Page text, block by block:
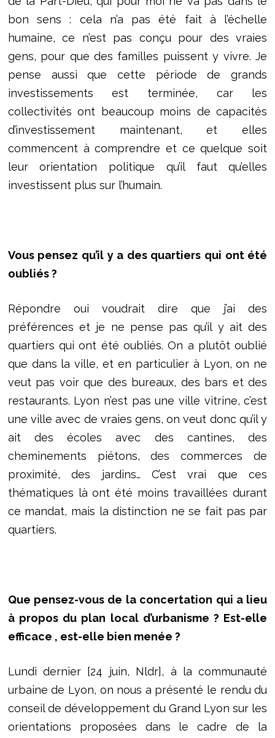
bon sens : cela n’a pas été fait à l’échelle
humaine, ce n’est pas conçu pour des vraies
gens, pour que des familles puissent y vivre. Je
pense aussi que cette période de grands
investissements est terminée, car les
collectivités ont beaucoup moins de capacités
d’investissement maintenant, et elles
commencent à comprendre et ce quelque soit
leur orientation politique qu’il faut qu’elles
investissent plus sur l’humain.
Vous pensez qu’il y a des quartiers qui ont été
oubliés ?
Répondre oui voudrait dire que j’ai des
préférences et je ne pense pas qu’il y ait des
quartiers qui ont été oubliés. On a plutôt oublié
que dans la ville, et en particulier à Lyon, on ne
veut pas voir que des bureaux, des bars et des
restaurants. Lyon n’est pas une ville vitrine, c’est
une ville avec de vraies gens, on veut donc qu’il y
ait des écoles avec des cantines, des
cheminements piétons, des commerces de
proximité, des jardins… C’est vrai que ces
thématiques là ont été moins travaillées durant
ce mandat, mais la distinction ne se fait pas par
quartiers.
Que pensez-vous de la concertation qui a lieu
à propos du plan local d’urbanisme ? Est-elle
efficace , est-elle bien menée ?
Lundi dernier [24 juin, Nldr], à la communauté
urbaine de Lyon, on nous a présenté le rendu du
conseil de développement du Grand Lyon sur les
orientations proposées dans le cadre de la